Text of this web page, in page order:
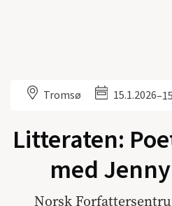
Tromsø 15.1.2026–
Litteraten:
med
Norsk